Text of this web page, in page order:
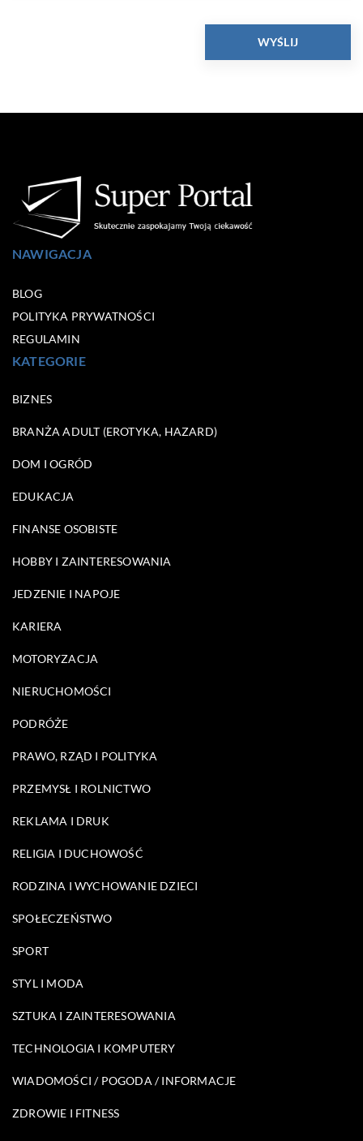
NAWIGACJA
BLOG
POLITYKA PRYWATNOŚCI
REGULAMIN
KATEGORIE
BIZNES
BRANŻA ADULT (EROTYKA, HAZARD)
DOM I OGRÓD
EDUKACJA
FINANSE OSOBISTE
HOBBY I ZAINTERESOWANIA
JEDZENIE I NAPOJE
KARIERA
MOTORYZACJA
NIERUCHOMOŚCI
PODRÓŻE
PRAWO, RZĄD I POLITYKA
PRZEMYSŁ I ROLNICTWO
REKLAMA I DRUK
RELIGIA I DUCHOWOŚĆ
RODZINA I WYCHOWANIE DZIECI
SPOŁECZEŃSTWO
SPORT
STYL I MODA
SZTUKA I ZAINTERESOWANIA
TECHNOLOGIA I KOMPUTERY
WIADOMOŚCI / POGODA / INFORMACJE
ZDROWIE I FITNESS